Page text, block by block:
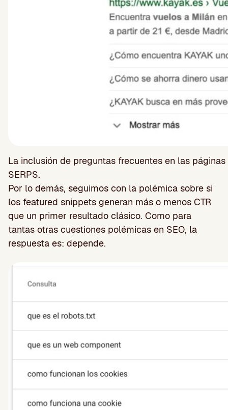
La inclusión de preguntas frecuentes en las
SERPS.
Por lo demás, seguimos con la polémica sobre si
los featured snippets generan más o menos CTR
que un primer resultado clásico. Como para
tantas otras cuestiones polémicas en SEO, la
respuesta es: depende.